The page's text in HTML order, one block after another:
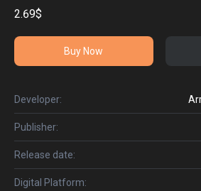
2.69$
Buy Now
Developer:
Publisher:
Release date:
Digital Platform: